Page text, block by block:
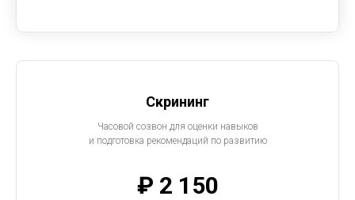
Скрининг
Часовой созвон для оценки навыков
и подготовка рекомендаций по развитию
₽ 2 150